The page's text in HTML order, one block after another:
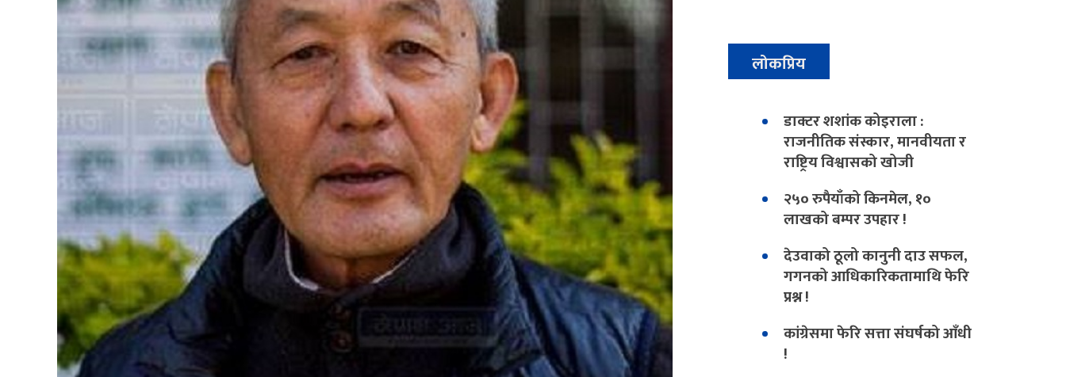
लोकप्रिय
डाक्टर शशांक कोइराला :
राजनीतिक संस्कार, मानवीयता र
राष्ट्रिय विश्वासको खोजी
२५० रुपैयाँको किनमेल, १०
लाखको बम्पर उपहार !
देउवाको ठूलो कानुनी दाउ सफल,
गगनको आधिकारिकतामाथि फेरि
प्रश्न !
कांग्रेसमा फेरि सत्ता संघर्षको आँधी
!